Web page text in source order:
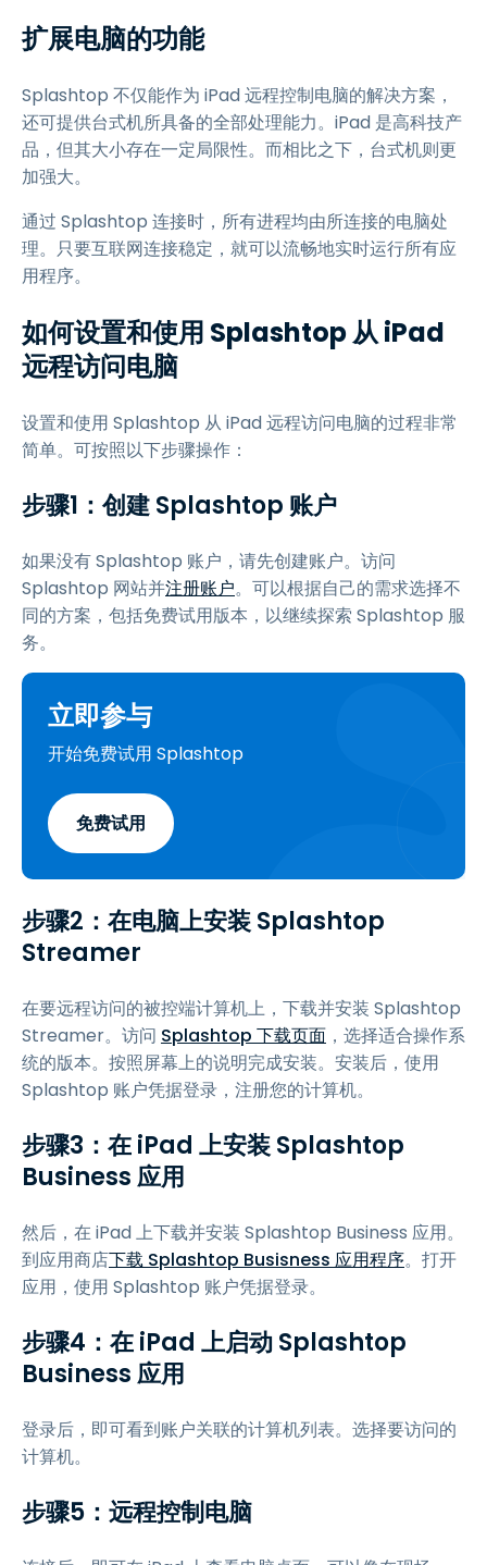
扩展电脑的功能
Splashtop 不仅能作为 iPad 远程控制电脑的解决方案，
还可提供台式机所具备的全部处理能力。iPad 是高科技产
品，但其大小存在一定局限性。而相比之下，台式机则更
加强大。
通过 Splashtop 连接时，所有进程均由所连接的电脑处
理。只要互联网连接稳定，就可以流畅地实时运行所有应
用程序。
如何设置和使用 Splashtop 从 iPad
远程访问电脑
设置和使用 Splashtop 从 iPad 远程访问电脑的过程非常
简单。可按照以下步骤操作：
步骤1：创建 Splashtop 账户
如果没有 Splashtop 账户，请先创建账户。访问
Splashtop 网站并注册账户。可以根据自己的需求选择不
同的方案，包括免费试用版本，以继续探索 Splashtop 服
务。
立即参与
开始免费试用 Splashtop
免费试用
步骤2：在电脑上安装 Splashtop
Streamer
在要远程访问的被控端计算机上，下载并安装 Splashtop
Streamer。访问 Splashtop 下载页面 ，选择适合操作系
统的版本。按照屏幕上的说明完成安装。安装后，使用
Splashtop 账户凭据登录，注册您的计算机。
步骤3：在 iPad 上安装 Splashtop
Business 应用
然后，在 iPad 上下载并安装 Splashtop Business 应用。
到应用商店下载 Splashtop Busisness 应用程序。打开
应用，使用 Splashtop 账户凭据登录。
步骤4：在 iPad 上启动 Splashtop
Business 应用
登录后，即可看到账户关联的计算机列表。选择要访问的
计算机。
步骤5：远程控制电脑